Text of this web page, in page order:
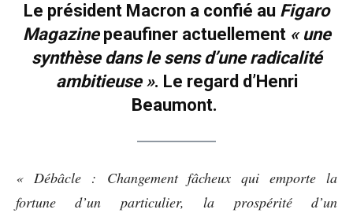
Le président Macron a confié au Figaro
Magazinepeaufiner actuellement « une
synthèse dans le sens d’une radicalité
ambitieuse ». Le regard d’Henri
Beaumont.
« Débâcle : Changement fâcheux qui emporte la
fortune d’un particulier, la prospérité d’un